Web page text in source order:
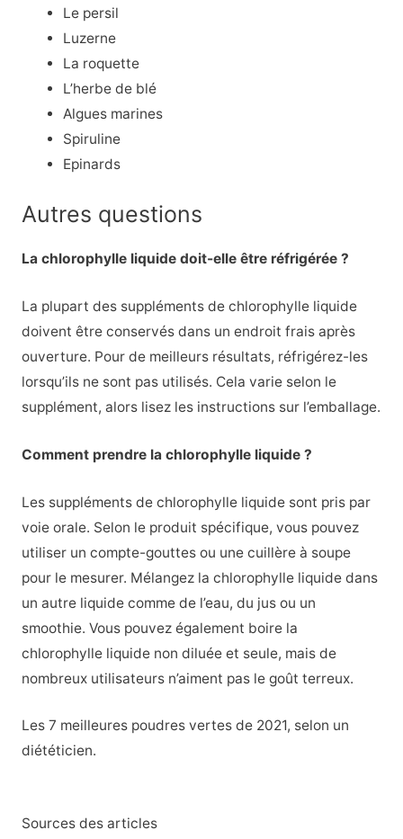
Le persil
Luzerne
La roquette
L’herbe de blé
Algues marines
Spiruline
Epinards
Autres questions
La chlorophylle liquide doit-elle être réfrigérée ?
La plupart des suppléments de chlorophylle liquide
doivent être conservés dans un endroit frais après
ouverture. Pour de meilleurs résultats, réfrigérez-les
lorsqu’ils ne sont pas utilisés. Cela varie selon le
supplément, alors lisez les instructions sur l’emballage.
Comment prendre la chlorophylle liquide ?
Les suppléments de chlorophylle liquide sont pris par
voie orale. Selon le produit spécifique, vous pouvez
utiliser un compte-gouttes ou une cuillère à soupe
pour le mesurer. Mélangez la chlorophylle liquide dans
un autre liquide comme de l’eau, du jus ou un
smoothie. Vous pouvez également boire la
chlorophylle liquide non diluée et seule, mais de
nombreux utilisateurs n’aiment pas le goût terreux.
Les 7 meilleures poudres vertes de 2021, selon un
diététicien.
Sources des articles